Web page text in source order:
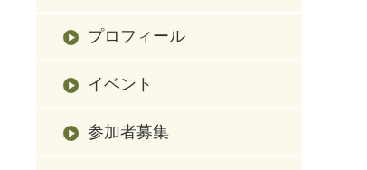
プロフィール
イベント
参加者募集